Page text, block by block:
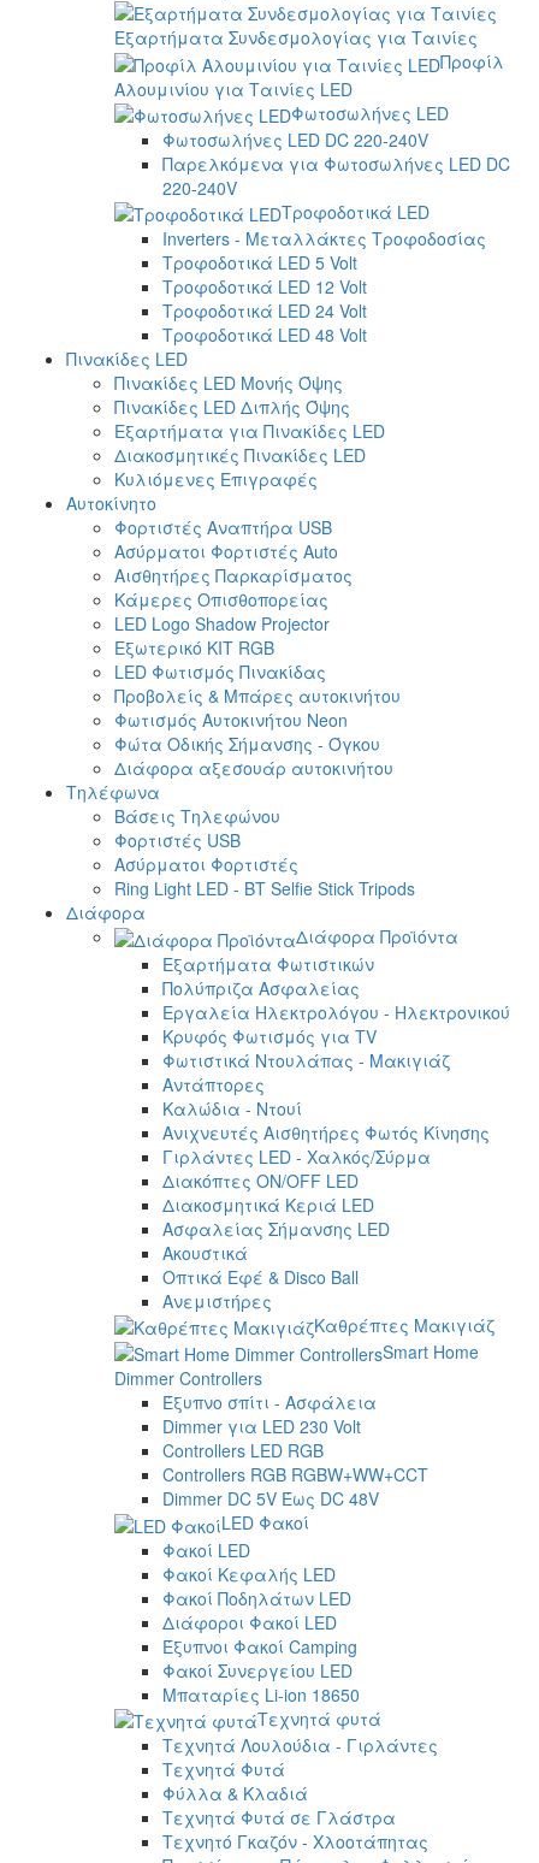
Εξαρτήματα Συνδεσμολογίας για Ταινίες
Προφίλ
Αλουμινίου για Ταινίες LED
Φωτοσωλήνες LED
Φωτοσωλήνες LED DC 220-240V
Παρελκόμενα για Φωτοσωλήνες LED DC
220-240V
Τροφοδοτικά LED
Inverters - Μεταλλάκτες Τροφοδοσίας
Τροφοδοτικά LED 5 Volt
Τροφοδοτικά LED 12 Volt
Τροφοδοτικά LED 24 Volt
Τροφοδοτικά LED 48 Volt
Πινακίδες LED
Πινακίδες LED Μονής Όψης
Πινακίδες LED Διπλής Όψης
Εξαρτήματα για Πινακίδες LED
Διακοσμητικές Πινακίδες LED
Κυλιόμενες Επιγραφές
Αυτοκίνητο
Φορτιστές Αναπτήρα USB
Ασύρματοι Φορτιστές Auto
Αισθητήρες Παρκαρίσματος
Κάμερες Οπισθοπορείας
LED Logo Shadow Projector
Εξωτερικό ΚΙΤ RGB
LED Φωτισμός Πινακίδας
Προβολείς & Μπάρες αυτοκινήτου
Φωτισμός Αυτοκινήτου Neon
Φώτα Οδικής Σήμανσης - Όγκου
Διάφορα αξεσουάρ αυτοκινήτου
Τηλέφωνα
Βάσεις Τηλεφώνου
Φορτιστές USB
Ασύρματοι Φορτιστές
Ring Light LED - BT Selfie Stick Tripods
Διάφορα
Διάφορα Προϊόντα
Εξαρτήματα Φωτιστικών
Πολύπριζα Ασφαλείας
Εργαλεία Ηλεκτρολόγου - Ηλεκτρονικού
Κρυφός Φωτισμός για TV
Φωτιστικά Ντουλάπας - Μακιγιάζ
Αντάπτορες
Καλώδια - Ντουί
Ανιχνευτές Αισθητήρες Φωτός Κίνησης
Γιρλάντες LED - Χαλκός/Σύρμα
Διακόπτες ON/OFF LED
Διακοσμητικά Κεριά LED
Ασφαλείας Σήμανσης LED
Ακουστικά
Οπτικά Εφέ & Disco Ball
Ανεμιστήρες
Καθρέπτες Μακιγιάζ
Smart Home
Dimmer Controllers
Έξυπνο σπίτι - Ασφάλεια
Dimmer για LED 230 Volt
Controllers LED RGB
Controllers RGB RGBW+WW+CCT
Dimmer DC 5V Έως DC 48V
LED Φακοί
Φακοί LED
Φακοί Κεφαλής LED
Φακοί Ποδηλάτων LED
Διάφοροι Φακοί LED
Έξυπνοι Φακοί Camping
Φακοί Συνεργείου LED
Μπαταρίες Li-ion 18650
Τεχνητά φυτά
Τεχνητά Λουλούδια - Γιρλάντες
Τεχνητά Φυτά
Φύλλα & Κλαδιά
Τεχνητά Φυτά σε Γλάστρα
Τεχνητό Γκαζόν - Χλοοτάπητας